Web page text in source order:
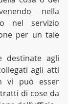
nella
nel servizio
per un tale
destinate agli
agli atti
vi può esser
di cose da